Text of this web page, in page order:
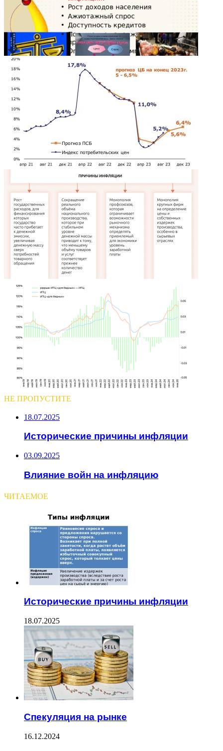
НЕ ПРОПУСТИТЕ
18.07.2025
Исторические причины инфляции
03.09.2025
Влияние войн на инфляцию
ЧИТАЕМОЕ
Исторические причины инфляции
18.07.2025
Спекуляция на рынке
16.12.2024